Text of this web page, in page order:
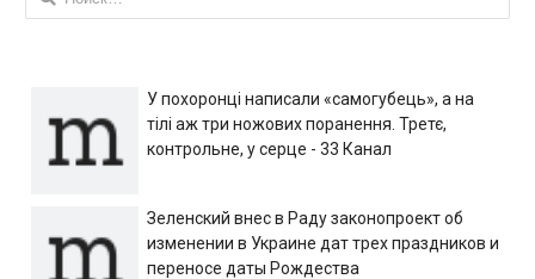
У похоронці написали «самогубець», а на
тілі аж три ножових поранення. Третє,
контрольне, у серце - 33 Канал
Зеленский внес в Раду законопроект об
изменении в Украине дат трех праздников и
переносе даты Рождества